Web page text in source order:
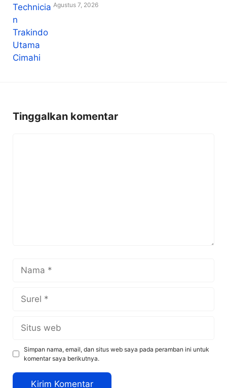
Agustus 7, 2026
Tinggalkan komentar
web
Simpan nama, email, dan situs web saya pada peramban ini untuk
komentar saya berikutnya.